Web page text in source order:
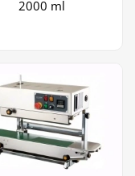
2000 ml